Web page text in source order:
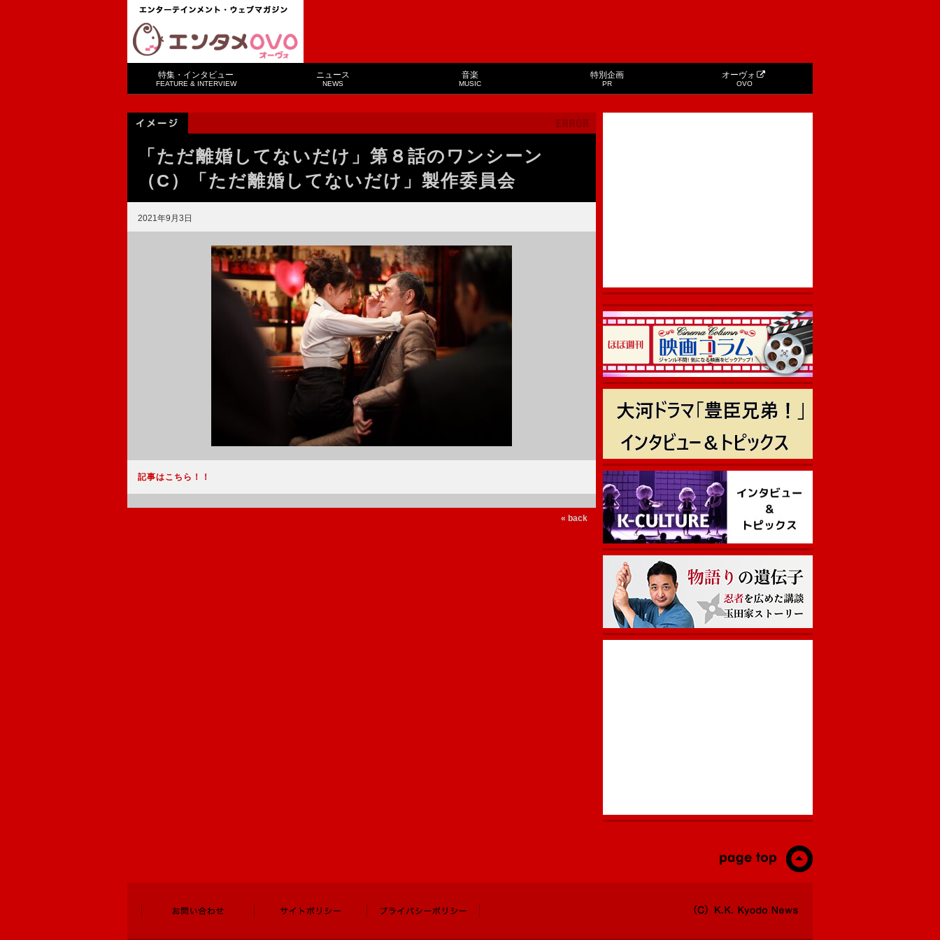
特集・インタビュー
FEATURE & INTERVIEW
ニュース
NEWS
音楽
MUSIC
特別企画
PR
オーヴォ
OVO
「ただ離婚してないだけ」第８話のワンシーン
（C）「ただ離婚してないだけ」製作委員会
2021年9月3日
記事はこちら！！
« back